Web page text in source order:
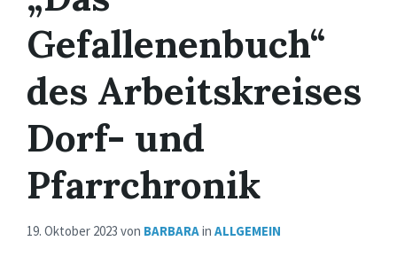
Gefallenenbuch“
des Arbeitskreises
Dorf- und
Pfarrchronik
19. Oktober 2023 von BARBARAin ALLGEMEIN